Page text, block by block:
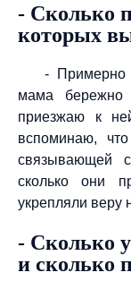
- Сколько
которых
- Примерно
мама бережно
приезжаю к
вспоминаю,
связывающей
сколько они
укрепляли веру
- Сколько
и сколько